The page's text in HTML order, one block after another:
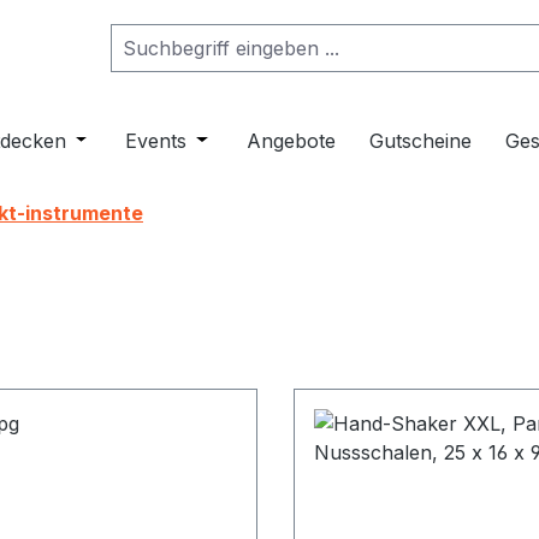
der Kategorie Musikinstrumente
Schließe das Dropdown der Kategorie Klangmöbel
Öffne oder Schließe das Dropdown der Kategorie
Events Öffne oder Schließe das Dropdown
Angebote Gutscheine
instrumente